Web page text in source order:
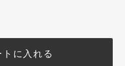
トに入れる